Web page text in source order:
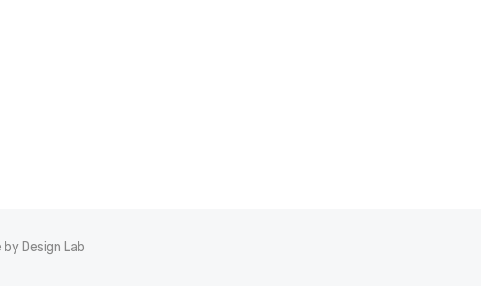
by Design Lab